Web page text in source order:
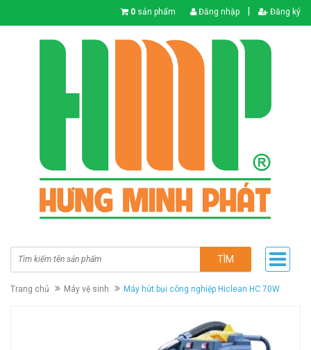
0 sản phẩm Đăng nhập Đăng ký
TÌM
Trang chủ Máy vệ sinh Máy hút bụi công nghiệp Hiclean HC 70W